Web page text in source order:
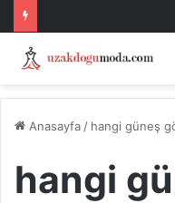
Anasayfa / hangi güneş
hangi